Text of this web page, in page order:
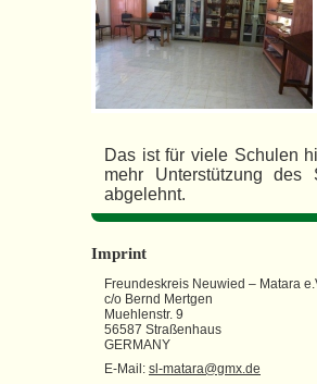
Das ist für viele Schulen
mehr Unterstützung
abgelehnt.
Imprint
Freundeskreis Neuwied – Matara
c/o Bernd Mertgen
Muehlenstr. 9
56587 Straßenhaus
GERMANY
E-Mail: sl-matara@gmx.de